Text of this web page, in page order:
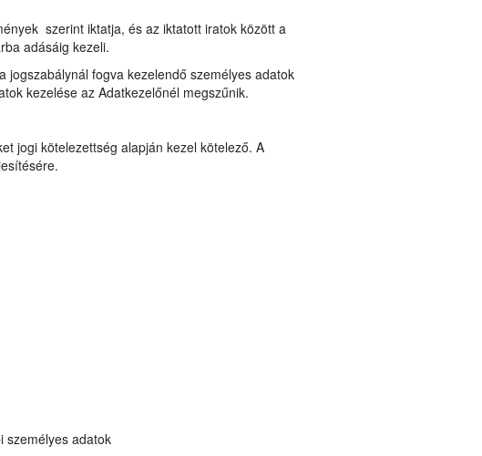
szerint iktatja, és az iktatott iratok között a
adásáig kezeli.
fogva kezelendő személyes adatok
kezelése az Adatkezelőnél megszűnik.
jogi kötelezettség alapján kezel kötelező. A
adatok